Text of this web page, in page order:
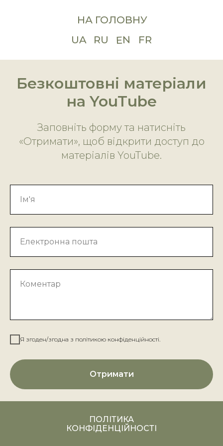
FR
EN
UA RU
НА ГОЛОВНУ
Безкоштовні матеріали
на YouTube
Заповніть форму та натисніть
«Отримати», щоб відкрити доступ до
матеріалів YouTube.
Ім'я
Електронна пошта
Коментар
Я згоден/згодна з політикою конфіденційності.
Отримати
ПОЛІТИКА
КОНФІДЕНЦІЙНОСТІ